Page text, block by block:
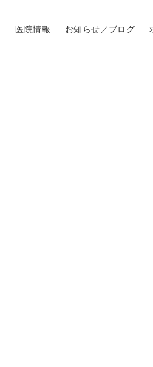
医院情報 お知らせ／ブログ